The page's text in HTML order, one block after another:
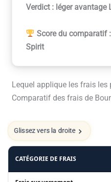
Verdict : léger avantage
Score du comparatif
Spirit
Lequel applique les frais les
Comparatif des frais de
Glissez vers la droite
CATÉGORIE DE FRAIS